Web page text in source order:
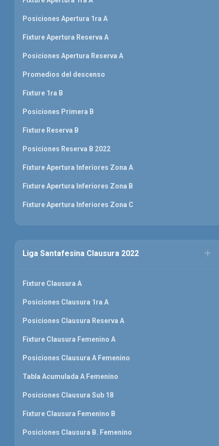
Posiciones Apertura 1ra A
Fixture Apertura Reserva A
Posiciones Apertura Reserva A
Promedios del descenso
Fixture 1ra B
Posiciones Primera B
Fixture Reserva B
Posiciones Reserva B 2022
Fixture Apertura Inferiores Zona A
Fixture Apertura Inferiores Zona B
Fixture Apertura Inferiores Zona C
Liga Santafesina Clausura 2022
Fixture Clausura A
Posiciones Clausura 1ra A
Posiciones Clausura Reserva A
Fixture Clausura Femenino A
Posiciones Clausura A Femenino
Tabla Acumulada A Femenino
Posiciones Clausura Sub 18
Fixture Clausura Femenino B
Posiciones Clausura B. Femenino